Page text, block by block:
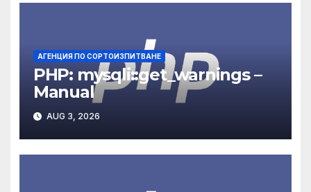
АГЕНЦИЯ ПО СОРТОИЗПИТВАНЕ
PHP: mysqli::get_warnings –
Manual
AUG 3, 2026